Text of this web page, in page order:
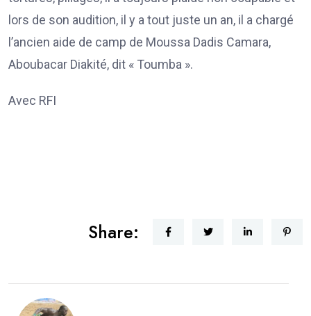
lors de son audition, il y a tout juste un an, il a chargé
l’ancien aide de camp de Moussa Dadis Camara,
Aboubacar Diakité, dit « Toumba ».
Avec RFI
Share: